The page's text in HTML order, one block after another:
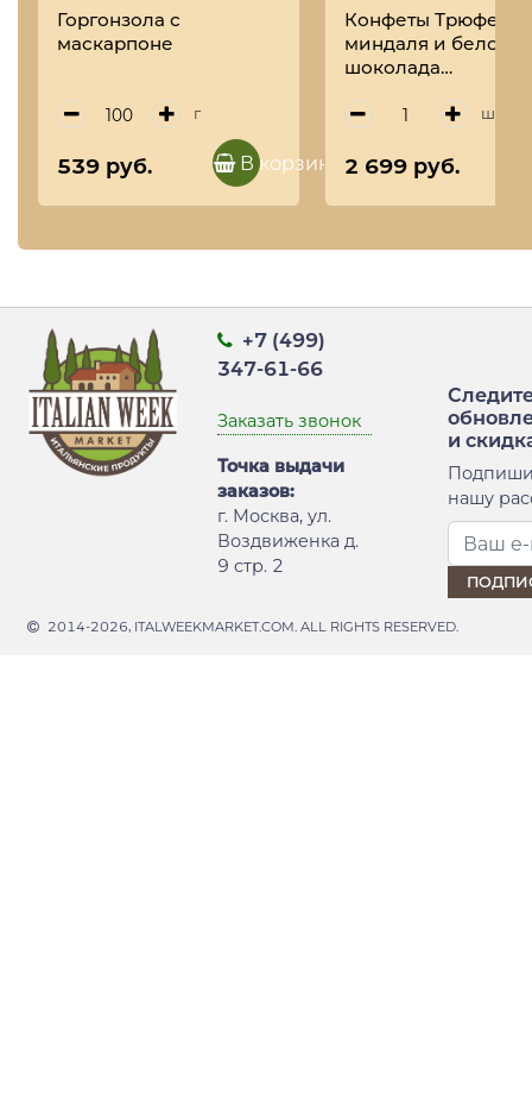
Горгонзола с
маскарпоне
г
539 руб. В корзину
Конфеты Трюфель
миндаля и белого
шоколада
TORRONERIA
(туба)
шт
2 699 руб.
+7 (499)
347-61-66
Заказать звонок
Точка выдачи
заказов:
г. Москва, ул.
Воздвиженка д.
9 стр. 2
и
нашу
2014-2026, ITALWEEKMARKET.COM. ALL RIGHTS RESERVED.